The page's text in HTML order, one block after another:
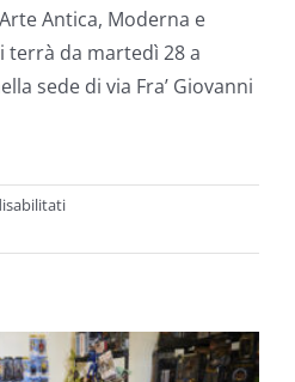
Antica, Moderna e
terrà da martedì 28 a
sede di via Fra’ Giovanni
su
47-
d’Aste